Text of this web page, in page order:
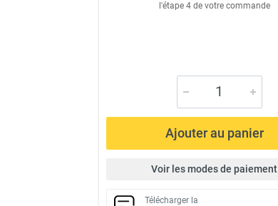
l'étape 4 de votre commande
Ajouter au panier
Voir les modes de paiement
Télécharger la